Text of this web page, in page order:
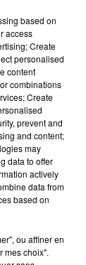
based on
access
Create
personalised
content
combinations
Create
prevent and
and content;
may
data to offer
actively
data from
based on
ou affiner en
mes choix".